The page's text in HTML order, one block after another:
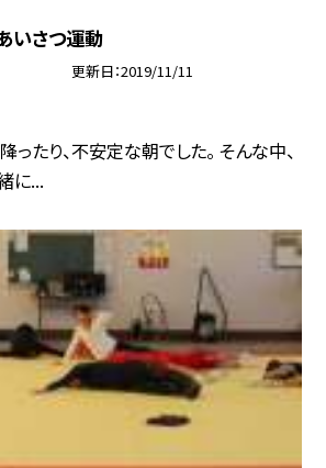
いさつ運動
更新日 2019/11/11
ったり、不安定な朝でした。 そんな中、
に...